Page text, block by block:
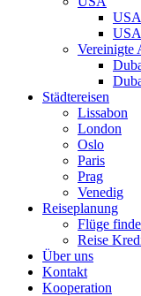
Vereinigte
Städtereisen
Lissabon
London
Oslo
Paris
Prag
Venedig
Reiseplanung
Flüge
Reise
Über uns
Kontakt
Kooperation